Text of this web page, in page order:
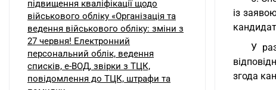
із
У
згода
підвищення кваліфікації щодо
військового обліку «Організація та
ведення військового обліку: зміни з
27 червня! Електронний
персональний облік, ведення
списків, е-ВОД, звірки з ТЦК,
повідомлення до ТЦК, штрафи та